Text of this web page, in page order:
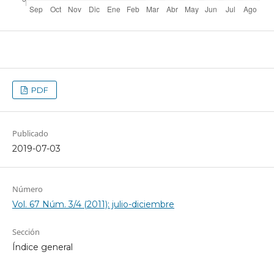
PDF
Publicado
2019-07-03
Número
Vol. 67 Núm. 3/4 (2011): julio-diciembre
Sección
Índice general